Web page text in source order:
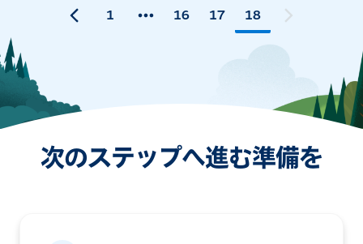
1 16 17 18
次のステップへ進む準備を